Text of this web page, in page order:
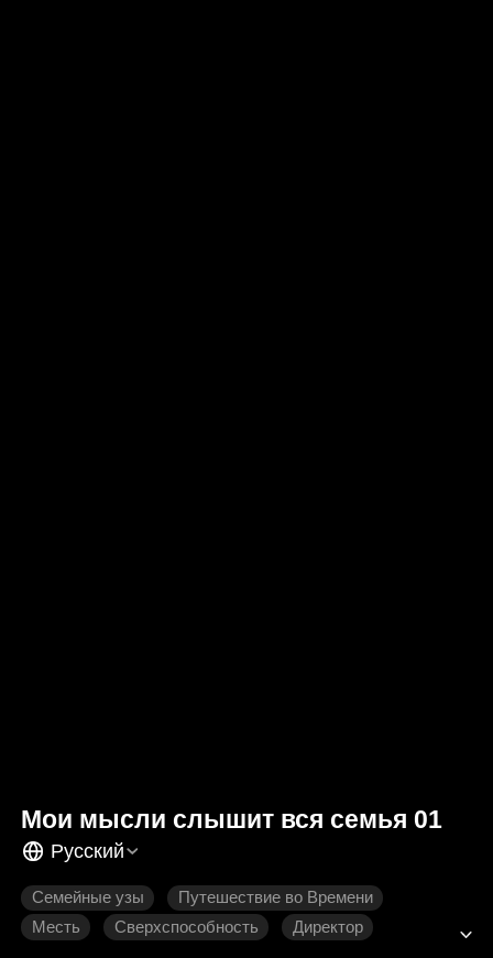
Мои мысли слышит вся семья 01
Русский
Семейные узы
Путешествие во Времени
Месть
Сверхспособность
Директор